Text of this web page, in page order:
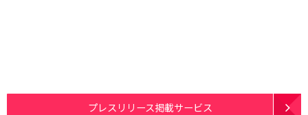
プレスリリース掲載サービス